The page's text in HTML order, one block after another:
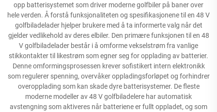
opp batterisystemet som driver moderne golfbiler på baner over
hele verden. Å forstå funksjonaliteten og spesifikasjonene til en 48 V
golfbiladelader hjelper brukere med å ta informerte valg når det
gjelder vedlikehold av deres elbiler. Den primære funksjonen til en 48
V golfbiladelader består i å omforme vekselstrøm fra vanlige
stikkontakter til likestrøm som egner seg for opplading av batterier.
Denne omformingsprosessen krever sofistikert intern elektronikk
som regulerer spenning, overvåker oppladingsforløpet og forhindrer
overopplading som kan skade dyre batterisystemer. De fleste
moderne modeller av 48 V golfbiladelere har automatisk
avstengning som aktiveres når batteriene er fullt oppladet, og som